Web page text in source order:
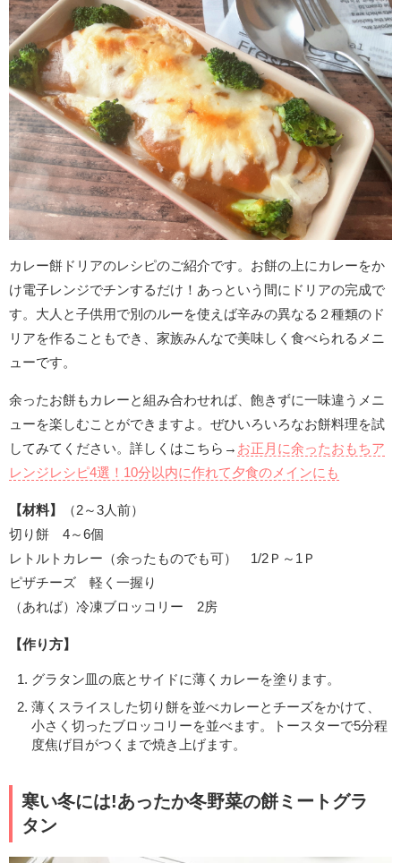
カレー餅ドリアのレシピのご紹介です。お餅の上にカレーをか
け電子レンジでチンするだけ！あっという間にドリアの完成で
す。大人と子供用で別のルーを使えば辛みの異なる２種類のド
リアを作ることもでき、家族みんなで美味しく食べられるメニ
ューです。
余ったお餅もカレーと組み合わせれば、飽きずに一味違うメニ
ューを楽しむことができますよ。ぜひいろいろなお餅料理を試
してみてください。詳しくはこちら→ お正月に余ったおもちア
レンジレシピ4選！10分以内に作れて夕食のメインにも
【材料】
（2～3人前）
切り餅 4～6個
レトルトカレー（余ったものでも可） 1/2Ｐ～1Ｐ
ピザチーズ 軽く一握り
（あれば）冷凍ブロッコリー 2房
【作り方】
グラタン皿の底とサイドに薄くカレーを塗ります。
薄くスライスした切り餅を並べカレーとチーズをかけて、
小さく切ったブロッコリーを並べます。トースターで5分程
度焦げ目がつくまで焼き上げます。
寒い冬には!あったか冬野菜の餅ミートグラ
タン